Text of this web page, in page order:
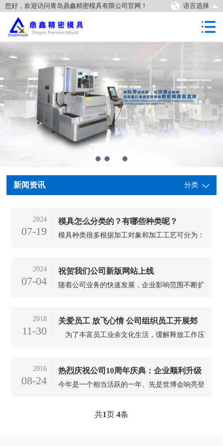
您好，欢迎访问青岛鼎鑫精密模具有限公司官网！ 语言选择
新闻资讯 分类
2024
07-19
模具怎么分类的？有哪些种类呢？
模具种类很多根据加工对象和加工工艺可分为：
模等) 、橡胶模和粉末冶金模等。
2024
07-04
祝贺我们公司新版网站上线
随着公司业务的快速发展，企业影响范围不断扩
先进的网站制作技术，经过公司精心策划、网站
技术人员的制作，使网站的编辑与修改变得更加
2018
11-30
关爱员工 放飞心情 公司组织员工开展郊
游采摘活动
为了丰富员工业余文化生活，缓解释放工作压
获得了员工的高度好评。 员工分组赴崂山果
蔬采摘园、开发区观上景区开展郊游和苹果采摘
2016
08-24
热烈庆祝公司10周年庆典：企业顺利升级
今年是一个相当活跃的一年、先是世博会响亮登
历史之年………… 同时也是我们公司10周年庆
典又是公司新次的武装之年，本次全面升级不仅
共1页 4条